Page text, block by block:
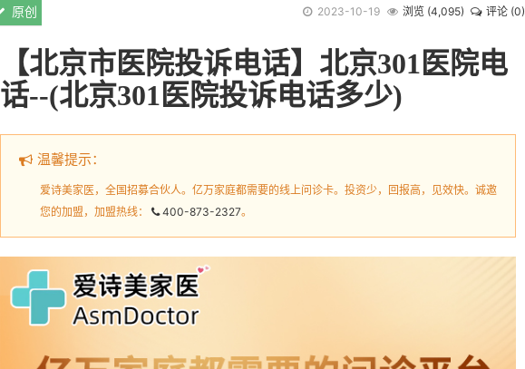
原创 2023-10-19 浏览 (4,095) 评论 (0)
【北京市医院投诉电话】北京301医院电
话--(北京301医院投诉电话多少)
温馨提示：
爱诗美家医，全国招募合伙人。亿万家庭都需要的线上问诊卡。投资少，回报高，见效快。诚邀
您的加盟，加盟热线：
400-873-2327。